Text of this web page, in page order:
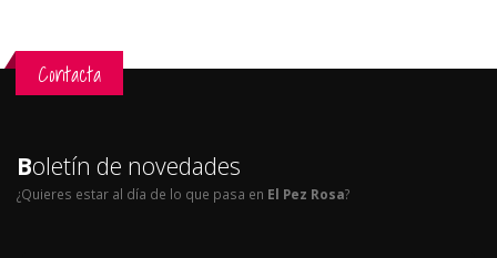
Contacta
Boletín de novedades
¿Quieres estar al día de lo que pasa en El Pez Rosa?